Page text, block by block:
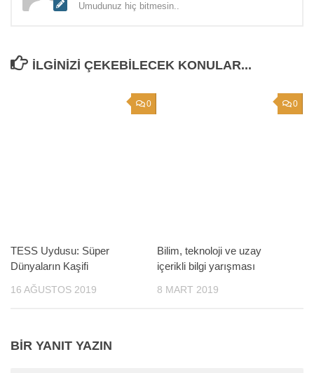
Umudunuz hiç bitmesin..
İLGINIZI ÇEKEBILECEK KONULAR...
0
TESS Uydusu: Süper
Dünyaların Kaşifi
16 AĞUSTOS 2019
0
Bilim, teknoloji ve uzay
içerikli bilgi yarışması
8 MART 2019
BIR YANIT YAZIN